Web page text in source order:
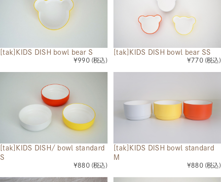
[tak]KIDS DISH bowl bear S
¥990 (税込)
[tak]KIDS DISH bowl bear SS
¥770 (税込)
[tak]KIDS DISH/ bowl standard
S
¥880 (税込)
[tak]KIDS DISH bowl standard
M
¥880 (税込)